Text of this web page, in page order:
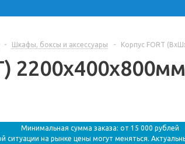
- Шкафы, боксы и аксессуары - Корпус FORT
2200x400x800мм
Минимальная сумма заказа: от 15 000 рублей
ситуации на рынке цены могут меняться.